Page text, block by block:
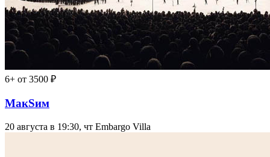
6+ от 3500 ₽
МакSим
20 августа в 19:30, чт Embargo Villa